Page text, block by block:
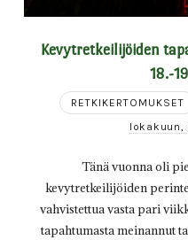
Kevytretkeilijöiden
18.-
RETKIKERTOMUKSET
lokakuun,
Tänä vuonna oli
kevytretkeilijöiden
vahvistettua vasta pari
tapahtumasta meinannut